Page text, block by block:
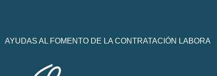
AYUDAS AL FOMENTO DE LA CONTRATACIÓN LABORA